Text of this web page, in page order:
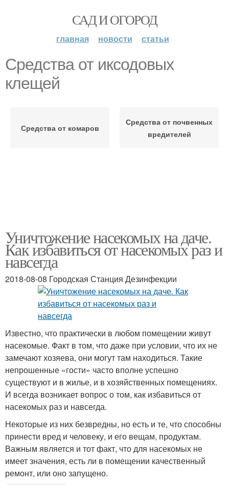
САД И ОГОРОД
главная новости статьи
Средства от иксодовых
клещей
Средства от комаров
Средства от почвенных
вредителей
Уничтожение насекомых на даче.
Как избавиться от насекомых раз и
навсегда
2018-08-08 Городская Станция Дезинфекции
Известно, что практически в любом помещении живут
насекомые. Факт в том, что даже при условии, что их не
замечают хозяева, они могут там находиться. Такие
непрошенные «гости» часто вполне успешно
существуют и в жилье, и в хозяйственных помещениях.
И всегда возникает вопрос о том, как избавиться от
насекомых раз и навсегда.
Некоторые из них безвредны, но есть и те, что способны
принести вред и человеку, и его вещам, продуктам.
Важным является и тот факт, что для насекомых не
имеет значения, есть ли в помещении качественный
ремонт, или оно запущено.